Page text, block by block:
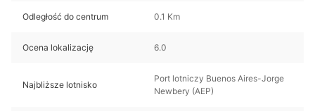
Odległość do centrum 0.1 Km
Ocena lokalizację 6.0
Najbliższe lotnisko
Port lotniczy Buenos Aires-Jorge
Newbery (AEP)